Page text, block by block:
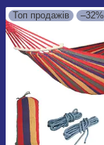
Топ продажів –32%